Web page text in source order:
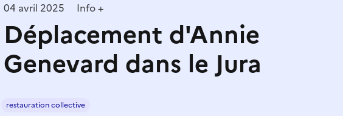
04 avril 2025 Info +
Déplacement d'Annie
Genevard dans le Jura
restauration collective